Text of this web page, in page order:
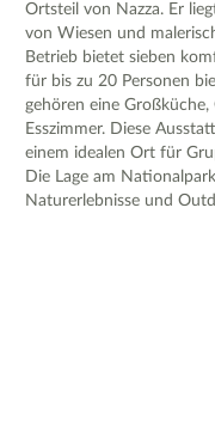
Ortsteil von Nazza. Er
von Wiesen und
Betrieb bietet sieben
für bis zu 20 Personen
gehören eine
Esszimmer. Diese
einem idealen Ort für
Die Lage am
Naturerlebnisse und